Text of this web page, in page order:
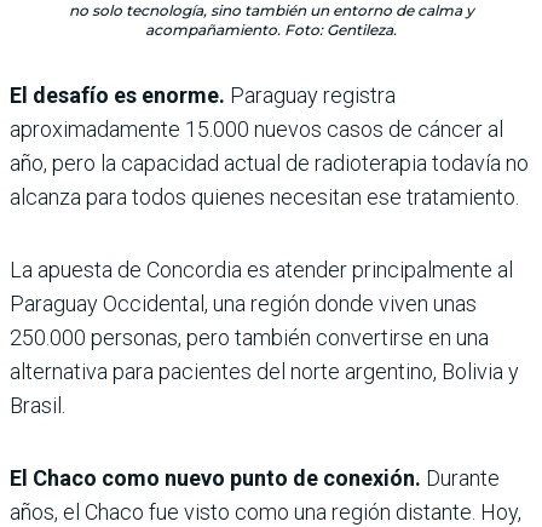
no solo tecnología, sino también un entorno de calma y
acompañamiento. Foto: Gentileza.
El desafío es enorme. Paraguay registra
aproximadamente 15.000 nuevos casos de cáncer al
año, pero la capacidad actual de radioterapia todavía no
alcanza para todos quienes necesitan ese tratamiento.
La apuesta de Concordia es atender principalmente al
Paraguay Occidental, una región donde viven unas
250.000 personas, pero también convertirse en una
alternativa para pacientes del norte argentino, Bolivia y
Brasil.
El Chaco como nuevo punto de conexión. Durante
años, el Chaco fue visto como una región distante. Hoy,